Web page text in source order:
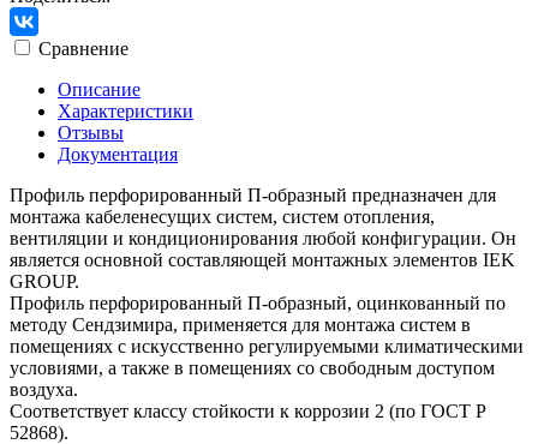
Сравнение
Описание
Характеристики
Отзывы
Документация
Профиль перфорированный П-образный предназначен для
монтажа кабеленесущих систем, систем отопления,
вентиляции и кондиционирования любой конфигурации. Он
является основной составляющей монтажных элементов IEK
GROUP.
Профиль перфорированный П-образный, оцинкованный по
методу Сендзимира, применяется для монтажа систем в
помещениях с искусственно регулируемыми климатическими
условиями, а также в помещениях со свободным доступом
воздуха.
Соответствует классу стойкости к коррозии 2 (по ГОСТ Р
52868).